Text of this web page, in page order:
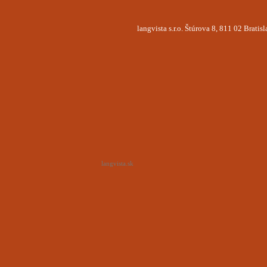
langvista s.r.o. Štúrova 8, 811 02
langvista.sk